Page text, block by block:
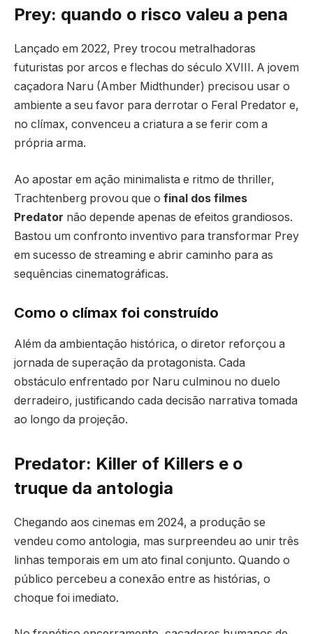
Prey: quando o risco valeu a pena
Lançado em 2022, Prey trocou metralhadoras
futuristas por arcos e flechas do século XVIII. A jovem
caçadora Naru (Amber Midthunder) precisou usar o
ambiente a seu favor para derrotar o Feral Predator e,
no clímax, convenceu a criatura a se ferir com a
própria arma.
Ao apostar em ação minimalista e ritmo de thriller,
Trachtenberg provou que o final dos filmes
Predator não depende apenas de efeitos grandiosos.
Bastou um confronto inventivo para transformar Prey
em sucesso de streaming e abrir caminho para as
sequências cinematográficas.
Como o clímax foi construído
Além da ambientação histórica, o diretor reforçou a
jornada de superação da protagonista. Cada
obstáculo enfrentado por Naru culminou no duelo
derradeiro, justificando cada decisão narrativa tomada
ao longo da projeção.
Predator: Killer of Killers e o
truque da antologia
Chegando aos cinemas em 2024, a produção se
vendeu como antologia, mas surpreendeu ao unir três
linhas temporais em um ato final conjunto. Quando o
público percebeu a conexão entre as histórias, o
choque foi imediato.